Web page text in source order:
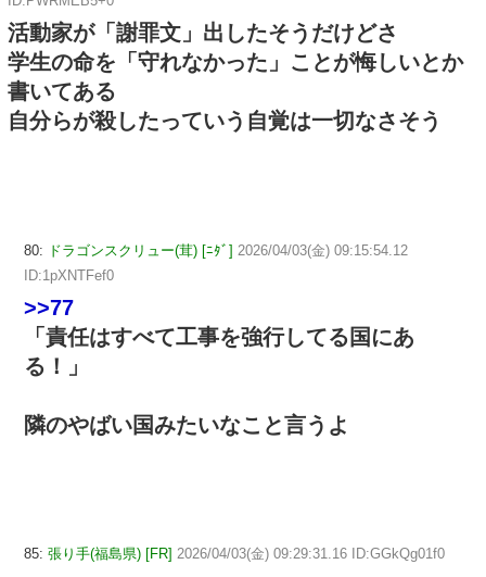
活動家が「謝罪文」出したそうだけどさ
学生の命を「守れなかった」ことが悔しいとか
書いてある
自分らが殺したっていう自覚は一切なさそう
80: ドラゴンスクリュー(茸) [ﾆﾀﾞ] 2026/04/03(金) 09:15:54.12
ID:1pXNTFef0
>>77
「責任はすべて工事を強行してる国にあ
る！」
隣のやばい国みたいなこと言うよ
85: 張り手(福島県) [FR] 2026/04/03(金) 09:29:31.16 ID:GGkQg01f0